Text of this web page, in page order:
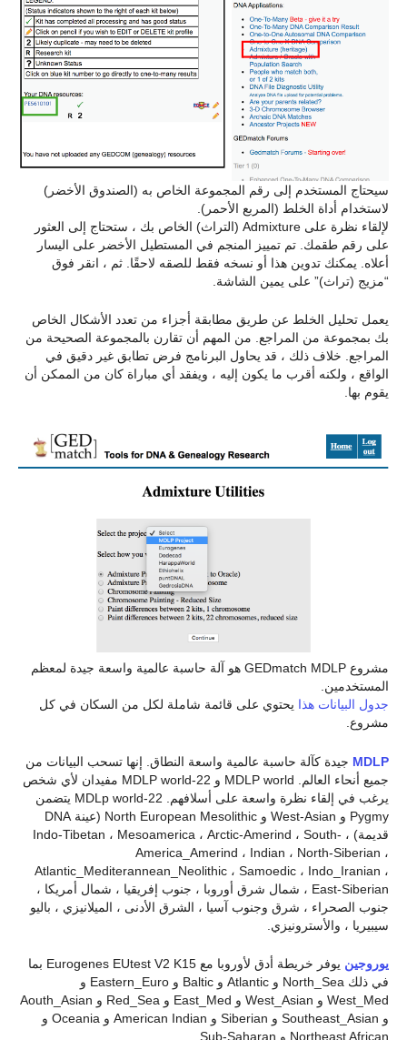
سيحتاج المستخدم إلى رقم المجموعة الخاص به (الصندوق الأخضر)
لاستخدام أداة الخلط (المربع الأحمر).
لإلقاء نظرة على Admixture (التراث) الخاص بك ، ستحتاج إلى العثور
على رقم طقمك. تم تمييز المنجم في المستطيل الأخضر على اليسار
أعلاه. يمكنك تدوين هذا أو نسخه فقط للصقه لاحقًا. ثم ، انقر فوق
“مزيج (تراث)” على يمين الشاشة.
يعمل تحليل الخلط عن طريق مطابقة أجزاء من تعدد الأشكال الخاص
بك بمجموعة من المراجع. من المهم أن تقارن بالمجموعة الصحيحة من
المراجع. خلاف ذلك ، قد يحاول البرنامج فرض تطابق غير دقيق في
الواقع ، ولكنه أقرب ما يكون إليه ، ويفقد أي مباراة كان من الممكن أن
يقوم بها.
مشروع GEDmatch MDLP هو آلة حاسبة عالمية واسعة جيدة لمعظم
المستخدمين.
جدول البيانات هذا يحتوي على قائمة شاملة لكل من السكان في كل
مشروع.
MDLP جيدة كآلة حاسبة عالمية واسعة النطاق. إنها تسحب البيانات من
جميع أنحاء العالم. MDLP world و MDLP world-22 مفيدان لأي شخص
يرغب في إلقاء نظرة واسعة على أسلافهم. MDLp world-22 يتضمن
Pygmy و West-Asian و North European Mesolithic (عينة DNA
قديمة) ، Indo-Tibetan ، Mesoamerica ، Arctic-Amerind ، South-
America_Amerind ، Indian ، North-Siberian ،
Atlantic_Mediterannean_Neolithic ، Samoedic ، Indo_Iranian ،
East-Siberian ، شمال شرق أوروبا ، جنوب إفريقيا ، شمال أمريكا ،
جنوب الصحراء ، شرق وجنوب آسيا ، الشرق الأدنى ، الميلانيزي ، باليو
سيبيريا ، والأسترونيزي.
يوروجين
يوفر خريطة أدق لأوروبا مع Eurogenes EUtest V2 K15 بما
في ذلك North_Sea و Atlantic و Baltic و Eastern_Euro و
West_Med و West_Asian و East_Med و Red_Sea و Aouth_Asian
و Southeast_Asian و Siberian و American Indian و Oceania و
Northeast African و Sub-Saharan.